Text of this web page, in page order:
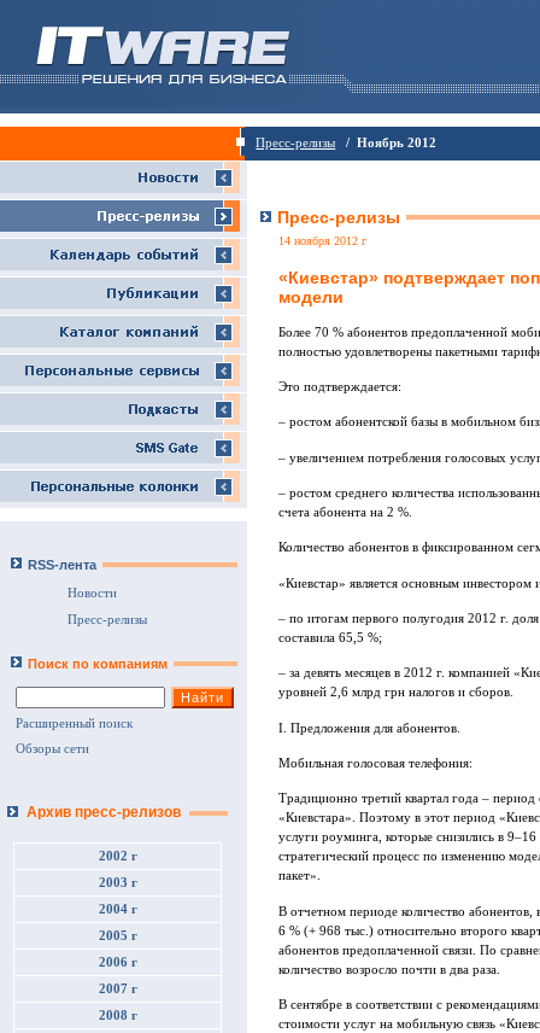
Пресс-релизы / Ноябрь 2012
RSS-лента
Новости
Пресс-релизы
Поиск по компаниям
Расширенный поиск
Обзоры сети
Архив пресс-релизов
2002 г
2003 г
2004 г
2005 г
2006 г
2007 г
2008 г
Пресс-релизы
14 ноября 2012 г
«Киевстар» подтверждает
модели
Более 70 % абонентов предоплаченной
полностью удовлетворены пакетными
Это подтверждается:
– ростом абонентской базы в мобильном
– увеличением потребления голосовых
– ростом среднего количества
счета абонента на 2 %.
Количество абонентов в фиксированном
«Киевстар» является основным инвестором
– по итогам первого полугодия 2012 г.
составила 65,5 %;
– за девять месяцев в 2012 г. компанией
уровней 2,6 млрд грн налогов и сборов.
I. Предложения для абонентов.
Мобильная голосовая телефония:
Традиционно третий квартал года –
«Киевстара». Поэтому в этот период
услуги роуминга, которые снизились в
стратегический процесс по изменению
пакет».
В отчетном периоде количество
6 % (+ 968 тыс.) относительно второго
абонентов предоплаченной связи. По
количество возросло почти в два раза.
В сентябре в соответствии с
стоимости услуг на мобильную связь